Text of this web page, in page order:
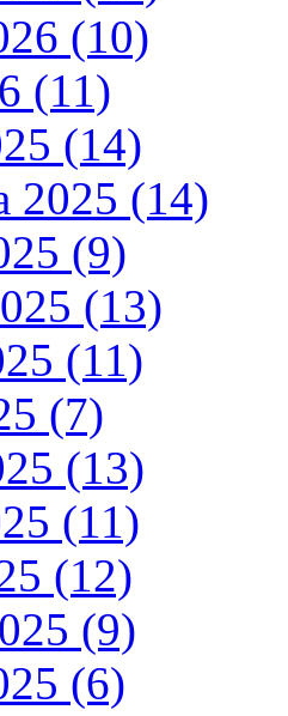
(10)
(11)
(14)
2025 (14)
(9)
(13)
(11)
(7)
(13)
(11)
(12)
(9)
(6)